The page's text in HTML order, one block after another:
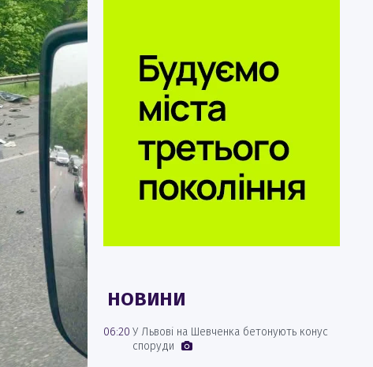
НОВИНИ
06:20 У Львові на Шевченка бетонують конус
споруди